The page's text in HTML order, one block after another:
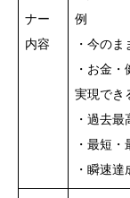
ナー
内容
例
・今の
・お金
実現でき
・過去
・最短
・瞬速